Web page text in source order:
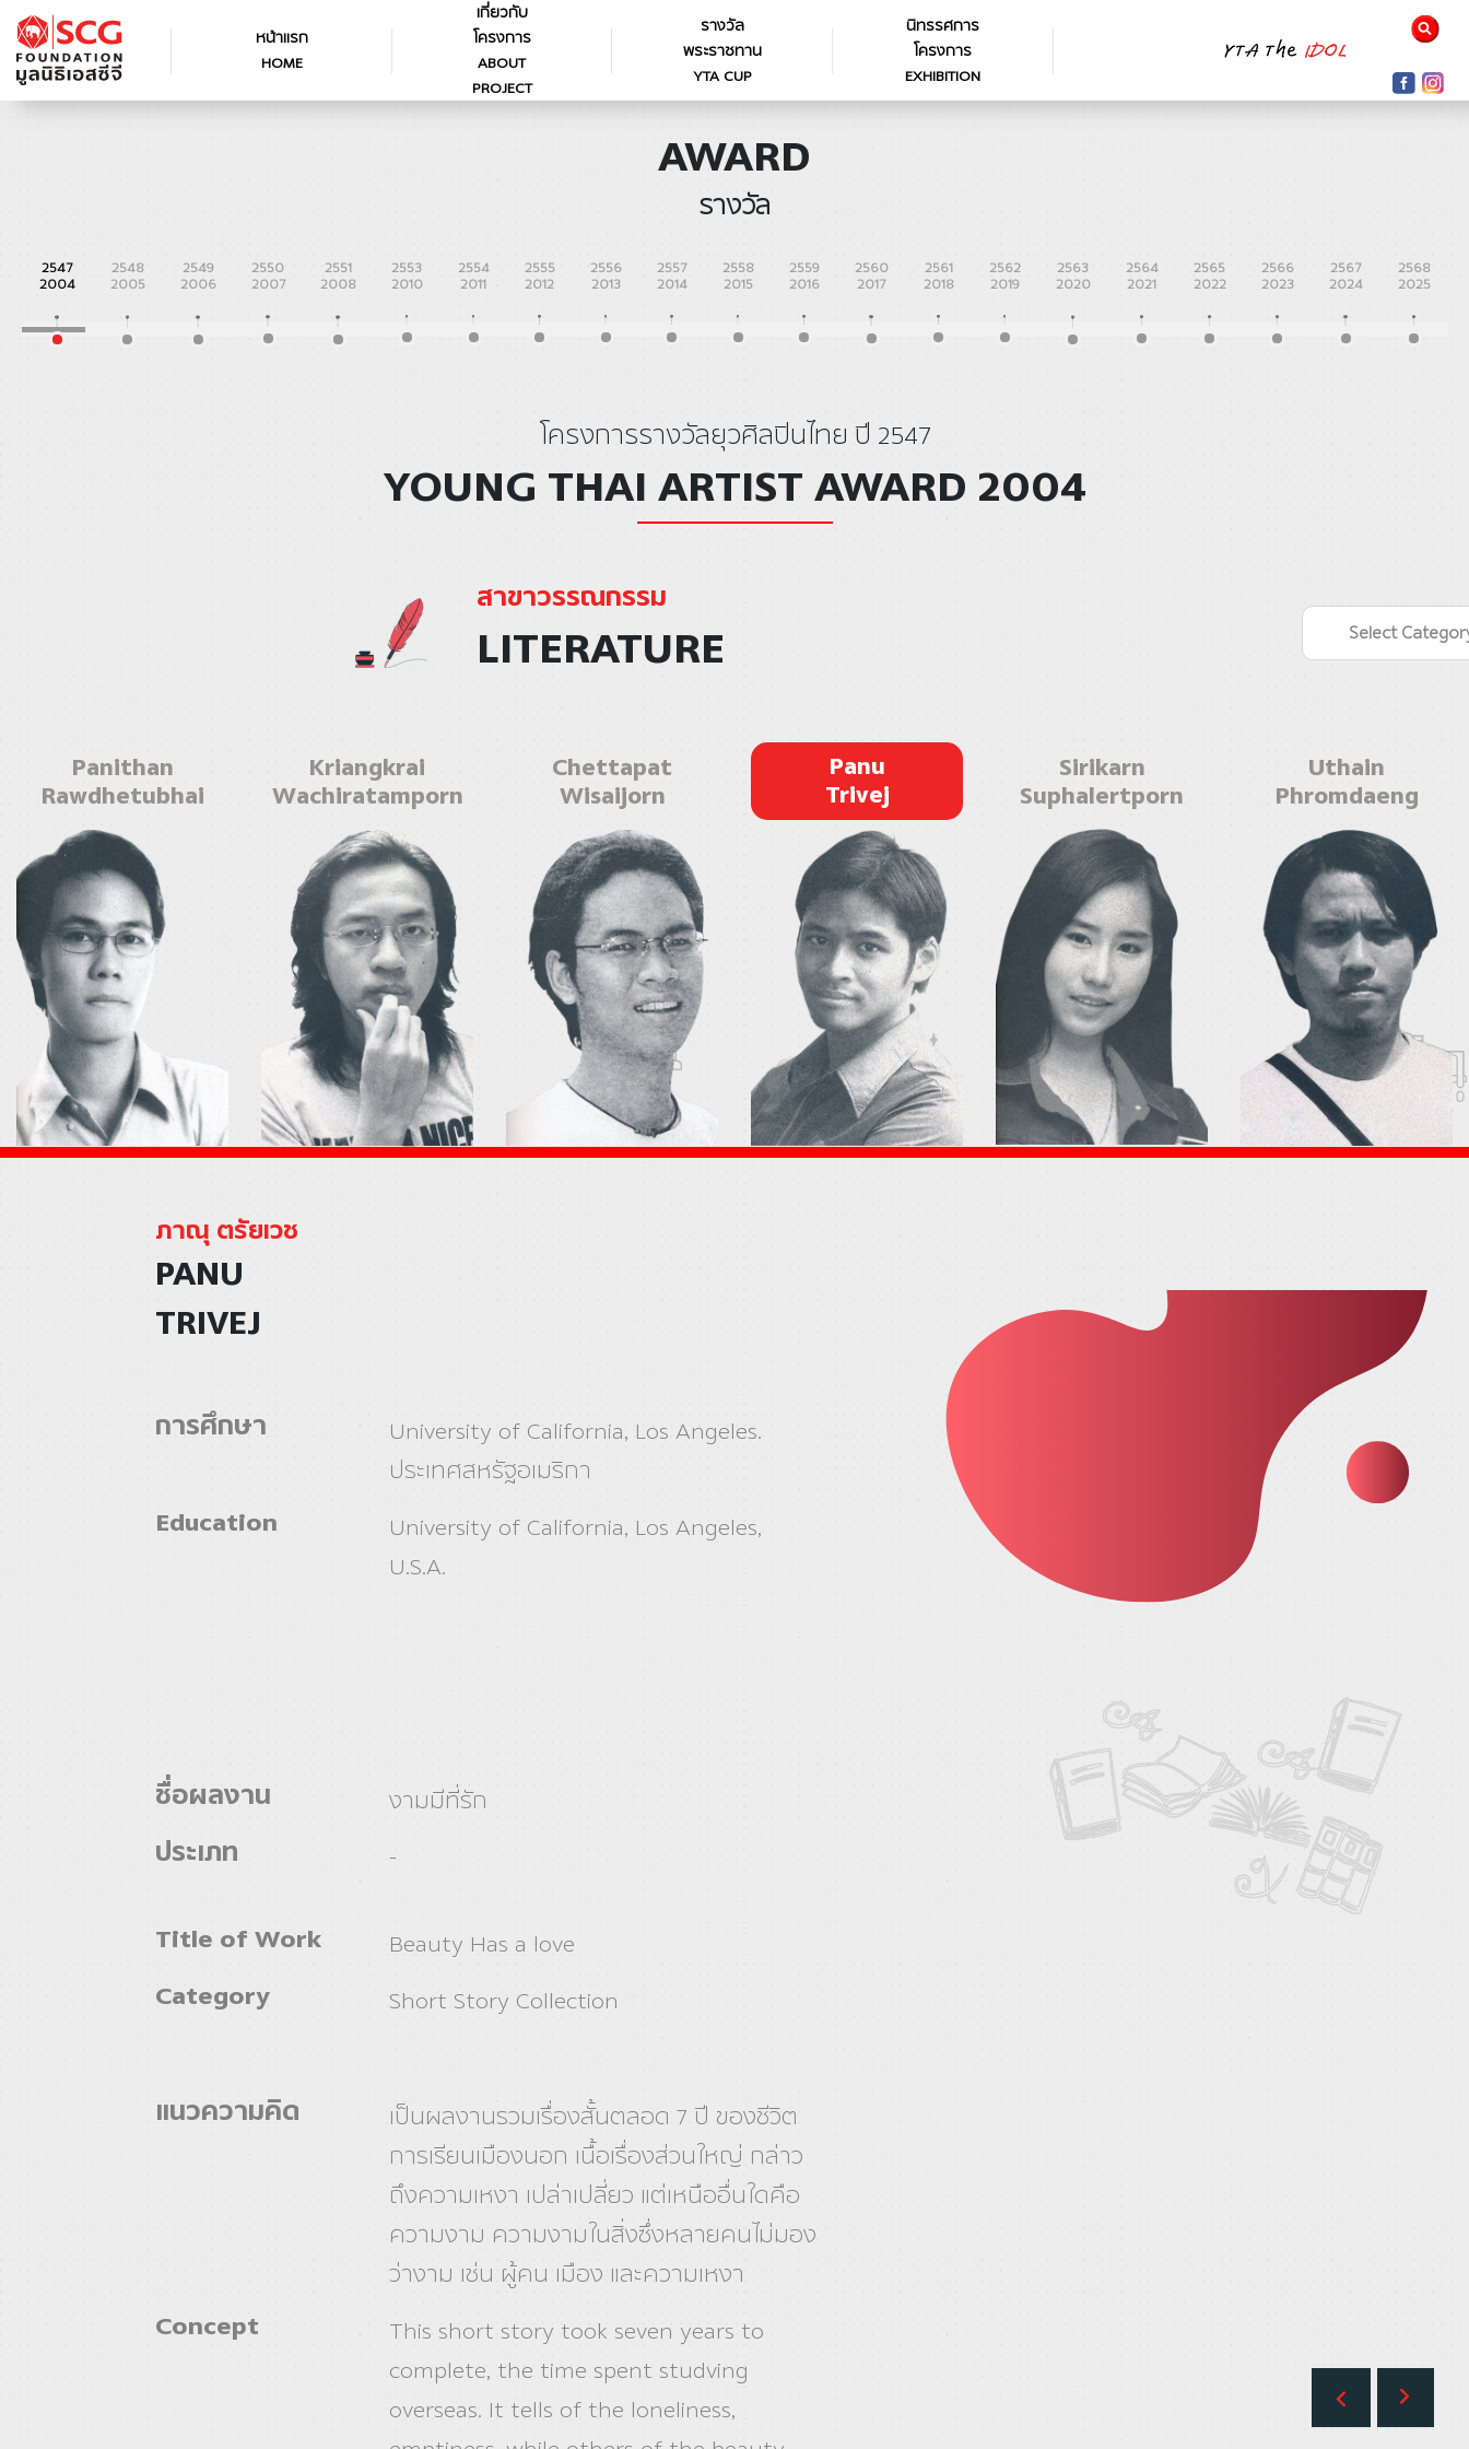
หน้าแรก
HOME
เกี่ยวกับ
โครงการ
ABOUT
PROJECT
รางวัล
พระราชทาน
YTA CUP
นิทรรศการ
โครงการ
EXHIBITION
AWARD
รางวัล
2547
2004
2548
2005
2549
2006
2550
2007
2551
2008
2553
2010
2554
2011
2555
2012
2556
2013
2557
2014
2558
2015
2559
2016
2560
2017
2561
2018
2562
2019
2563
2020
2564
2021
2565
2022
2566
2023
2567
2024
2568
2025
โครงการรางวัลยุวศิลปินไทย ปี 2547
YOUNG THAI ARTIST AWARD 2004
สาขาวรรณกรรม
LITERATURE Select
Panithan
Rawdhetubhai
Kriangkrai
Wachiratamporn
Chettapat
Wisaijorn
Panu
Trivej
Sirikarn
Suphalertporn
Uthain
Phromdaeng
ภาณุ ตรัยเวช
PANU
TRIVEJ
การศึกษา
University of California, Los Angeles.
ประเทศสหรัฐอเมริกา
Education
University of California, Los Angeles,
U.S.A.
ชื่อผลงาน งามมีที่รัก
ประเภท -
Title of Work Beauty Has a love
Category Short Story Collection
แนวความคิด
เป็นผลงานรวมเรื่องสั้นตลอด 7 ปี ของชีวิต
การเรียนเมืองนอก เนื้อเรื่องส่วนใหญ่ กล่าว
ถึงความเหงา เปล่าเปลี่ยว แต่เหนืออื่นใดคือ
ความงาม ความงามในสิ่งซึ่งหลายคนไม่มอง
ว่างาม เช่น ผู้คน เมือง และความเหงา
Concept
This short story took seven years to
complete, the time spent studving
overseas. It tells of the loneliness,